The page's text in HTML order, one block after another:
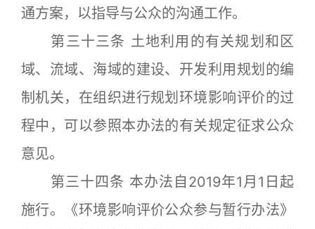
通方案，以指导与公众的沟通工作。
第三十三条 土地利用的有关规划和区
域、流域、海域的建设、开发利用规划的编
制机关，在组织进行规划环境影响评价的过
程中，可以参照本办法的有关规定征求公众
意见。
第三十四条 本办法自2019年1月1日起
施行。《环境影响评价公众参与暂行办法》